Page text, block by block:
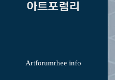
Artforumrhee info